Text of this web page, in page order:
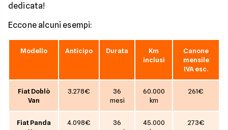
dedicata!
Eccone alcuni esempi:
Modello Anticipo Durata
Km
inclusi
Canone
mensile
IVA esc.
Fiat Doblò
Van
3.278€
36
mesi
60.000
km
261€
Fiat Panda
4.098€
36
45.000
273€